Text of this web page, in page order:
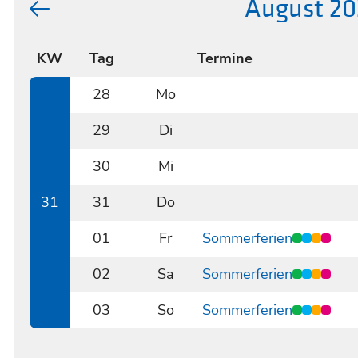
August
KW Tag Termine
31
28
Mo
29
Di
30
Mi
31
Do
01
Fr
Sommerferien
02
Sa
Sommerferien
03
So Sommerferien